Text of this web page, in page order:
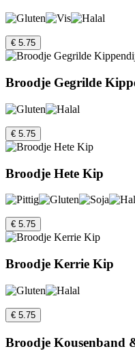
€ 5.75
Broodje Gegrilde
€ 5.75
Broodje Hete Kip
€ 5.75
Broodje Kerrie Kip
€ 5.75
Broodje Kousenband